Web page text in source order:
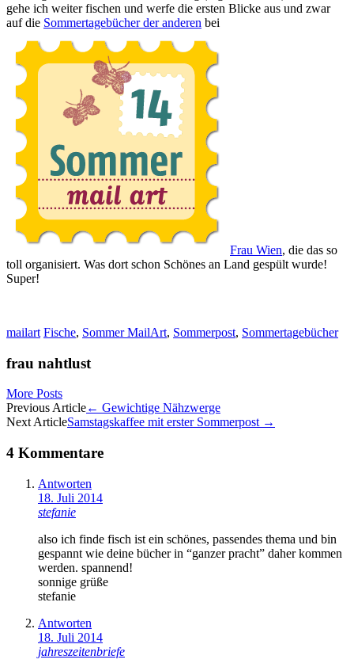
gehe ich weiter fischen und werfe die ersten Blicke aus und zwar
auf die Sommertagebücher der anderen bei
Frau Wien, die das so
toll organisiert. Was dort schon Schönes an Land gespült wurde!
Super!
mailart Fische, Sommer MailArt, Sommerpost, Sommertagebücher
frau nahtlust
More Posts
Artikel-
Navigation
Previous Article← Gewichtige Nähzwerge
Next ArticleSamstagskaffee mit erster Sommerpost →
4 Kommentare
Antworten
18. Juli 2014
stefanie
also ich finde fisch ist ein schönes, passendes thema und bin
gespannt wie deine bücher in “ganzer pracht” daher kommen
werden. spannend!
sonnige grüße
stefanie
Antworten
18. Juli 2014
jahreszeitenbriefe